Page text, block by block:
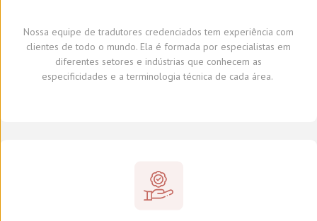
Nossa equipe de tradutores credenciados tem experiência com
clientes de todo o mundo. Ela é formada por especialistas em
diferentes setores e indústrias que conhecem as
especificidades e aterminologia técnica de cada área.